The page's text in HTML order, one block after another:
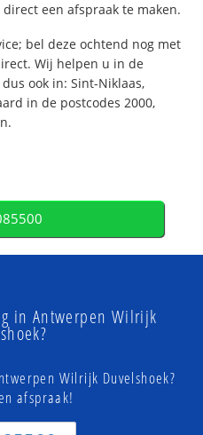
een afspraak te maken.
bel deze ochtend nog met
Wij helpen u in de
ook in: Sint-Niklaas,
in de postcodes 2000,
in Antwerpen Wilrijk
Wilrijk Duvelshoek?
afspraak!